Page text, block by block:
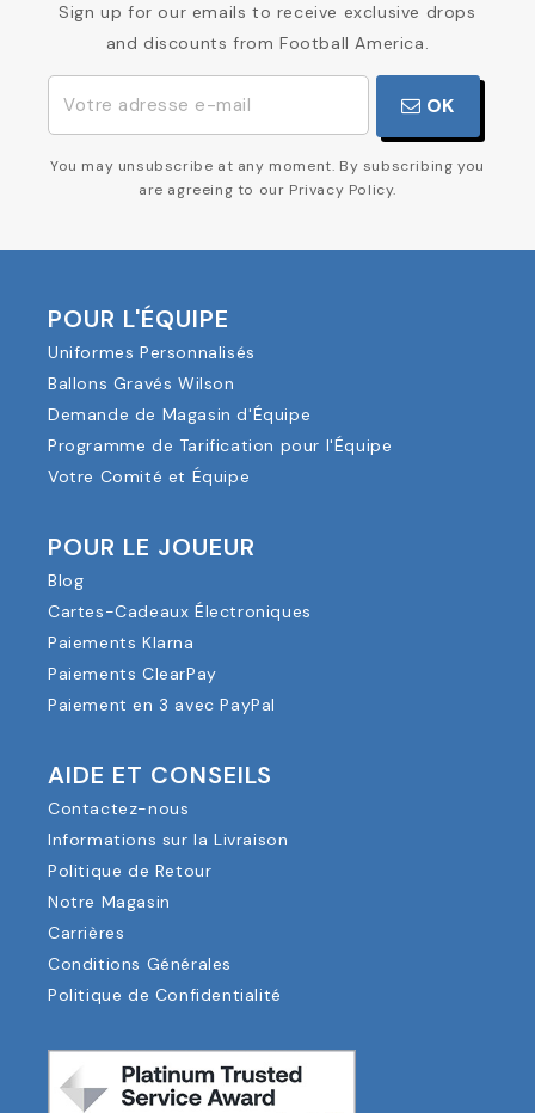
Sign up for our emails to receive exclusive drops
and discounts from Football America.
OK
You may unsubscribe at any moment. By subscribing you
are agreeing to our Privacy Policy.
POUR L'ÉQUIPE
Uniformes Personnalisés
Ballons Gravés Wilson
Demande de Magasin d'Équipe
Programme de Tarification pour l'Équipe
Votre Comité et Équipe
POUR LE JOUEUR
Blog
Cartes-Cadeaux Électroniques
Paiements Klarna
Paiements ClearPay
Paiement en 3 avec PayPal
AIDE ET CONSEILS
Contactez-nous
Informations sur la Livraison
Politique de Retour
Notre Magasin
Carrières
Conditions Générales
Politique de Confidentialité